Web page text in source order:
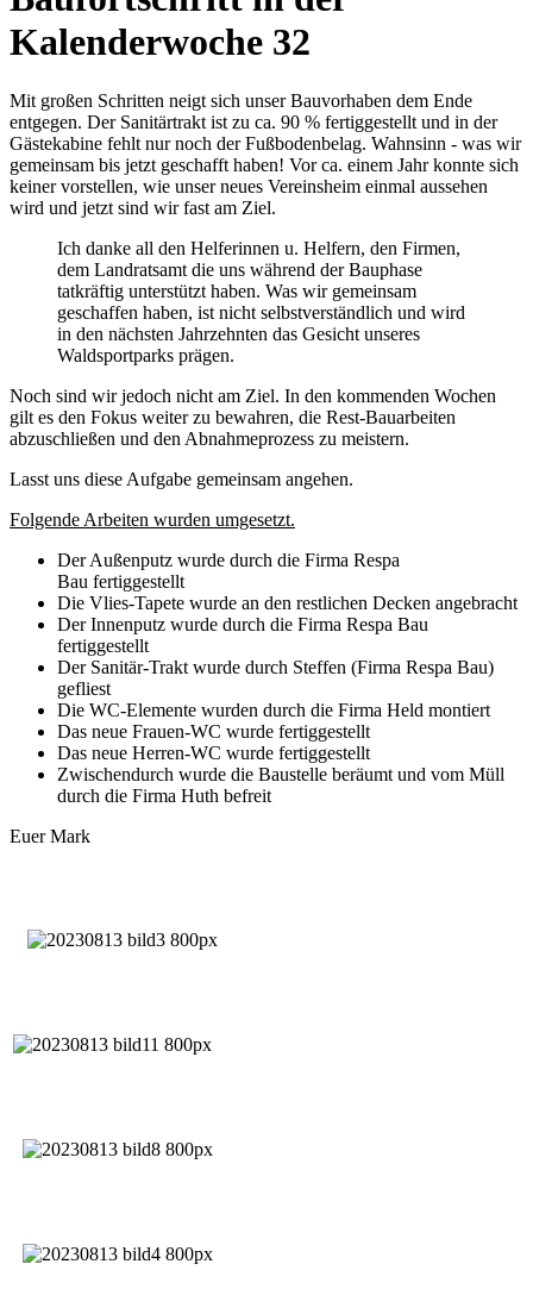
Kalenderwoche 32
Mit großen Schritten neigt sich unser Bauvorhaben dem Ende
entgegen. Der Sanitärtrakt ist zu ca. 90 % fertiggestellt und in der
Gästekabine fehlt nur noch der Fußbodenbelag. Wahnsinn - was wir
gemeinsam bis jetzt geschafft haben! Vor ca. einem Jahr konnte sich
keiner vorstellen, wie unser neues Vereinsheim einmal aussehen
wird und jetzt sind wir fast am Ziel.
Ich danke all den Helferinnen u. Helfern, den Firmen,
dem Landratsamt die uns während der Bauphase
tatkräftig unterstützt haben. Was wir gemeinsam
geschaffen haben, ist nicht selbstverständlich und wird
in den nächsten Jahrzehnten das Gesicht unseres
Waldsportparks prägen.
Noch sind wir jedoch nicht am Ziel. In den kommenden Wochen
gilt es den Fokus weiter zu bewahren, die Rest-Bauarbeiten
abzuschließen und den Abnahmeprozess zu meistern.
Lasst uns diese Aufgabe gemeinsam angehen.
Folgende Arbeiten wurden umgesetzt.
Der Außenputz wurde durch die Firma Respa
Bau fertiggestellt
Die Vlies-Tapete wurde an den restlichen Decken angebracht
Der Innenputz wurde durch die Firma Respa Bau
fertiggestellt
Der Sanitär-Trakt wurde durch Steffen (Firma Respa Bau)
gefliest
Die WC-Elemente wurden durch die Firma Held montiert
Das neue Frauen-WC wurde fertiggestellt
Das neue Herren-WC wurde fertiggestellt
Zwischendurch wurde die Baustelle beräumt und vom Müll
durch die Firma Huth befreit
Euer Mark